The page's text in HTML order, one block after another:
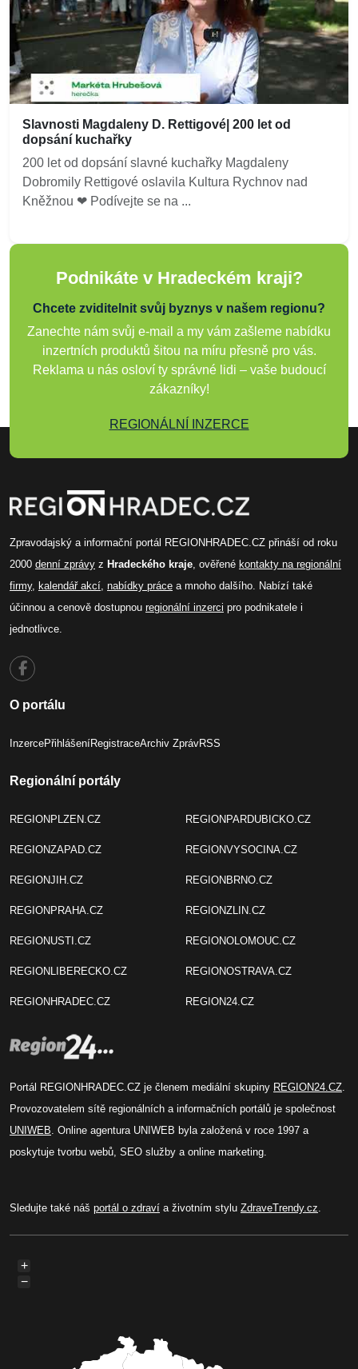
Slavnosti Magdaleny D. Rettigové| 200 let od
dopsání kuchařky
200 let od dopsání slavné kuchařky Magdaleny
Dobromily Rettigové oslavila Kultura Rychnov nad
Kněžnou ❤ Podívejte se na ...
Podnikáte v Hradeckém kraji?
Chcete zviditelnit svůj byznys v našem regionu?
Zanechte nám svůj e-mail a my vám zašleme nabídku
inzertních produktů šitou na míru přesně pro vás.
Reklama u nás osloví ty správné lidi – vaše budoucí
zákazníky!
REGIONÁLNÍ INZERCE
Zpravodajský a informační portál REGIONHRADEC.CZ přináší od roku
2000 denní zprávy z Hradeckého kraje , ověřené kontakty na regionální
firmy, kalendář akcí nabídky práce a mnoho dalšího. Nabízí také
účinnou a cenově dostupnou regionální inzerci pro podnikatele i
jednotlivce.
O portálu
InzercePřihlášeníRegistraceArchiv ZprávRSS
Regionální portály
REGIONPLZEN.CZ
REGIONZAPAD.CZ
REGIONJIH.CZ
REGIONPRAHA.CZ
REGIONUSTI.CZ
REGIONLIBERECKO.CZ
REGIONHRADEC.CZ
REGIONPARDUBICKO.CZ
REGIONVYSOCINA.CZ
REGIONBRNO.CZ
REGIONZLIN.CZ
REGIONOLOMOUC.CZ
REGIONOSTRAVA.CZ
REGION24.CZ
Portál REGIONHRADEC.CZ je členem mediální skupiny REGION24.CZ
Provozovatelem sítě regionálních a informačních portálů je společnost
UNIWEB . Online agentura UNIWEB byla založená v roce 1997 a
poskytuje tvorbu webů, SEO služby a online marketing.
Sledujte také náš portál o zdraví a životním stylu ZdraveTrendy.cz
+
−